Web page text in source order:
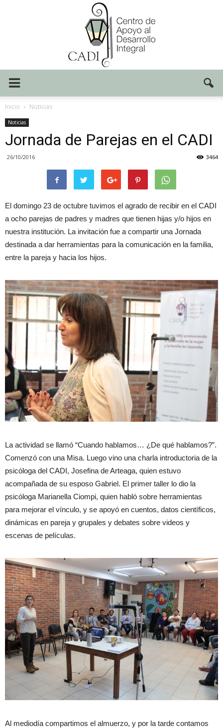
CADI
Inicio Noticias
Noticias
Jornada de Parejas en el CADI
26/10/2016 3464
El domingo 23 de octubre tuvimos el agrado de recibir en el CADI
a ocho parejas de padres y madres que tienen hijas y/o hijos en
nuestra institución. La invitación fue a compartir una Jornada
destinada a dar herramientas para la comunicación en la familia,
entre la pareja y hacia los hijos.
La actividad se llamó “Cuando hablamos… ¿De qué hablamos?”.
Comenzó con una Misa. Luego vino una charla introductoria de la
psicóloga del CADI, Josefina de Arteaga, quien estuvo
acompañada de su esposo Gabriel. El primer taller lo dio la
psicóloga Marianella Ciompi, quien habló sobre herramientas
para mejorar el vínculo, y se apoyó en cuentos, datos científicos,
dinámicas en pareja y grupales y debates sobre videos y
escenas de películas.
Al mediodía compartimos el almuerzo, y por la tarde contamos